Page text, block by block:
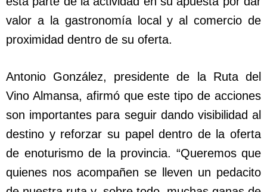
valor a la gastronomía local y al comercio de
proximidad dentro de su oferta.
Antonio González, presidente de la Ruta del
Vino Almansa, afirmó que este tipo de acciones
son importantes para seguir dando visibilidad al
destino y reforzar su papel dentro de la oferta
de enoturismo de la provincia. “Queremos que
quienes nos acompañen se lleven un pedacito